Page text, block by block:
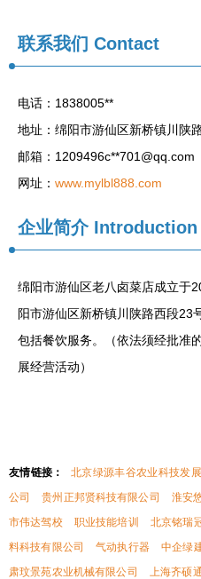
联系我们 Contact
电话：1838005**
地址：绵阳市游仙区新桥镇川陕
邮箱：1209496c**701@qq.com
网址： www.mylbl888.com
企业简介Introduction
绵阳市游仙区老八卤菜店成立于
阳市游仙区新桥镇川陕路西段23
包括餐饮服务。（依法须经批准
展经营活动）
友情链接： 北京绿源丰谷农业科技发
公司
贵州正邦贤科技有限公司 淮安
市伟达驾校
职业技能培训 北京铭瑞
料科技有限公司
气动执行器 中企绿
肃玟景苑农业机械有限公司
上海齐硕